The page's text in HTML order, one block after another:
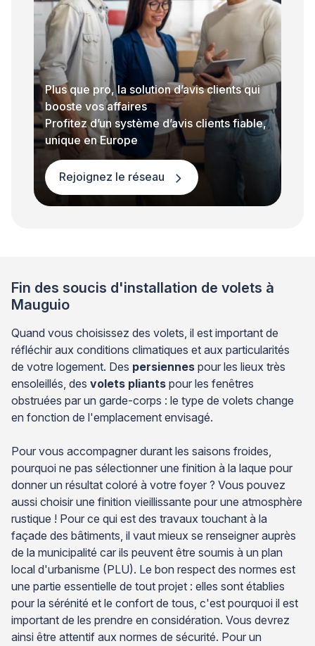
Plus que pro, la solution d’avis clients qui
booste vos affaires
Profitez d’un système d’avis clients fiable,
unique en Europe
Rejoignez le réseau
Fin des soucis d'installation de volets à
Mauguio
Quand vous choisissez des volets, il est important de
réfléchir aux conditions climatiques et aux particularités
de votre logement. Des persiennes pour les lieux très
ensoleillés, des volets pliants pour les fenêtres
obstruées par un garde-corps : le type de volets change
en fonction de l'emplacement envisagé.
Pour vous accompagner durant les saisons froides,
pourquoi ne pas sélectionner une finition à la laque pour
donner un résultat coloré à votre foyer ? Vous pouvez
aussi choisir une finition vieillissante pour une atmosphère
rustique ! Pour ce qui est des travaux touchant à la
façade des bâtiments, il vaut mieux se renseigner auprès
de la municipalité car ils peuvent être soumis à un plan
local d'urbanisme (PLU). Le bon respect des normes est
une partie essentielle de tout projet : elles sont établies
pour la sérénité et le confort de tous, c'est pourquoi il est
important de les prendre en considération. Vous devrez
ainsi être attentif aux normes de sécurité. Pour un